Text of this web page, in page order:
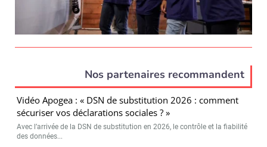
Nos partenaires recommandent
Vidéo Apogea : « DSN de substitution 2026 : comment
sécuriser vos déclarations sociales ? »
Avec l’arrivée de la DSN de substitution en 2026, le contrôle et la fiabilité
des données...